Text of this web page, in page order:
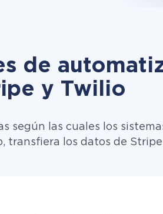
de
y Twilio
según las cuales los
transfiera los datos de Stripe